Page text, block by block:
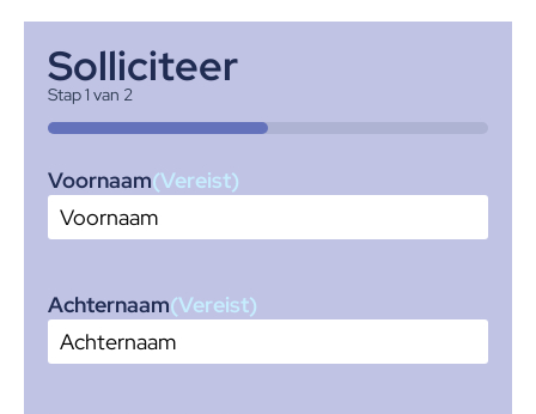
Solliciteer
Stap1 van 2
50%
Voornaam(Vereist)
Achternaam(Vereist)